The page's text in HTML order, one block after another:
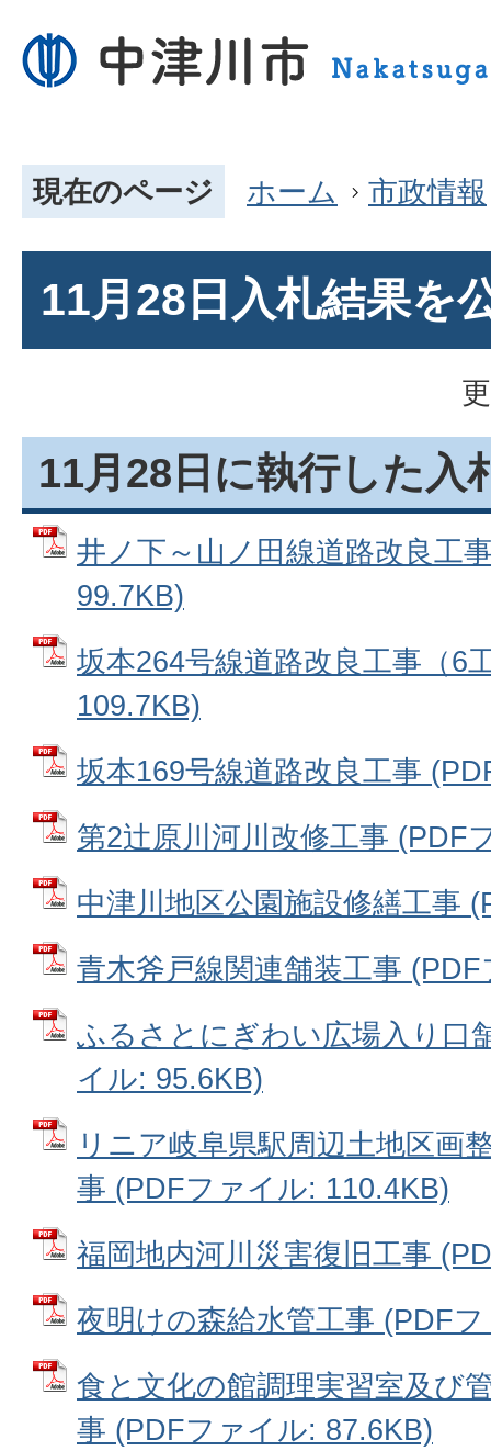
現在のページ ホーム 市政情報
11月28日入札結果を
11月28日に執行した入
井ノ下～山ノ田線道路改良工
99.7KB)
坂本264号線道路改良工事（6
109.7KB)
坂本169号線道路改良工事
第2辻原川河川改修工事 (PDF
中津川地区公園施設修繕工事
青木斧戸線関連舗装工事
ふるさとにぎわい広場入り口
イル: 95.6KB)
リニア岐阜県駅周辺土地区画
事 (PDFファイル: 110.4KB)
福岡地内河川災害復旧工事
夜明けの森給水管工事 (PDF
食と文化の館調理実習室及び
事 (PDFファイル: 87.6KB)